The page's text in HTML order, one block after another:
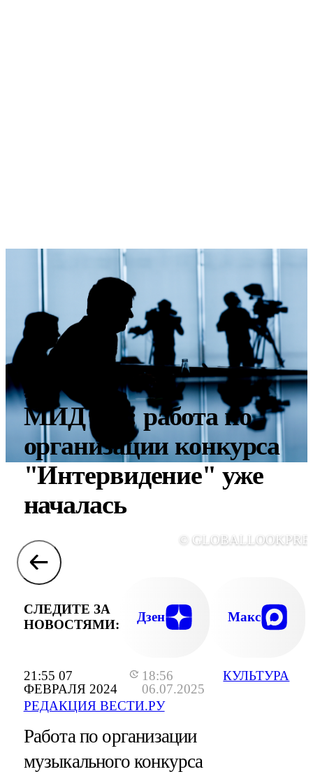
21:55 07
ФЕВРАЛЯ 2024
18:56
06.07.2025
РЕДАКЦИЯ ВЕСТИ.РУ
КУЛЬТУРА
МИД РФ: работа по
организации конкурса
"Интервидение" уже
началась
©
СЛЕДИТЕ ЗА
НОВОСТЯМИ:
Дзен Макс
Работа по организации
музыкального конкурса